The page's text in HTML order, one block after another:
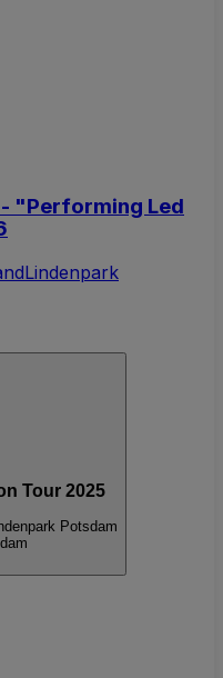
- "Performing Led
Lindenpark
Tour 2025
Potsdam